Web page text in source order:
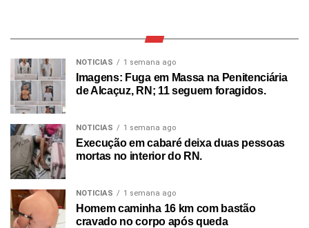
NOTICIAS 1 semana ago
Imagens: Fuga em Massa na Penitenciária
de Alcaçuz, RN; 11 seguem foragidos.
NOTICIAS 1 semana ago
Execução em cabaré deixa duas pessoas
mortas no interior do RN.
NOTICIAS 1 semana ago
Homem caminha 16 km com bastão
cravado no corpo após queda